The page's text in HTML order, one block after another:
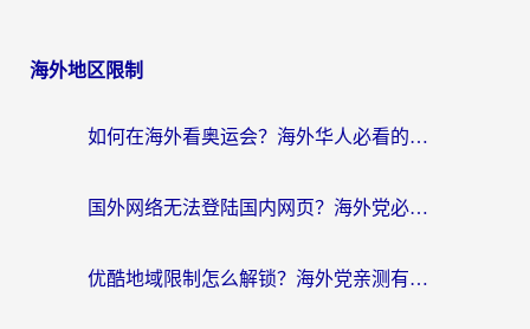
海外地区限制
如何在海外看奥运会？海外华人必看的体育赛事直播终极指南
国外网络无法登陆国内网页？海外党必看：选对回国加速器实现无缝访问
优酷地域限制怎么解锁？海外党亲测有效的追剧自由指南